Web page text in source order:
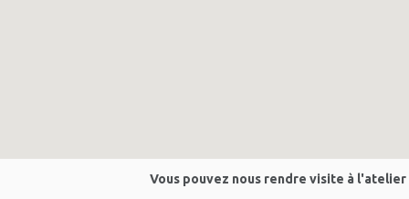
Vous pouvez nous rendre visite à